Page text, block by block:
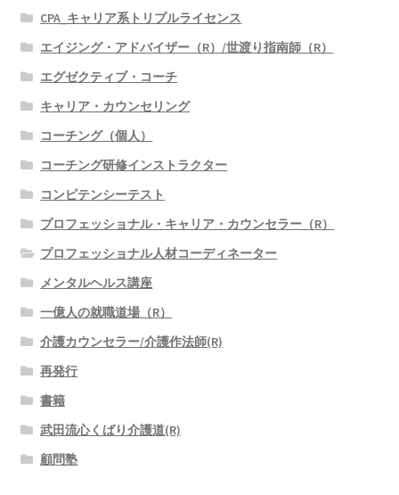
CPA_キャリア系トリプルライセンス
エイジング・アドバイザー（R）/世渡り指南師（R）
エグゼクティブ・コーチ
キャリア・カウンセリング
コーチング（個人）
コーチング研修インストラクター
コンピテンシーテスト
プロフェッショナル・キャリア・カウンセラー（R）
プロフェッショナル人材コーディネーター
メンタルヘルス講座
一億人の就職道場（R）
介護カウンセラー/介護作法師(R)
再発行
書籍
武田流心くばり介護道(R)
顧問塾